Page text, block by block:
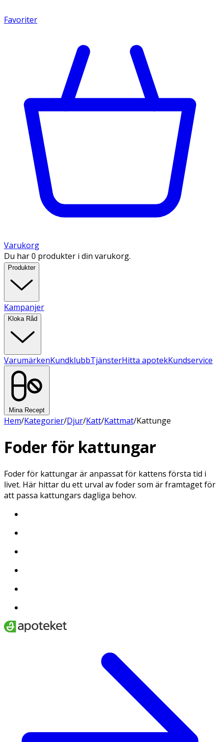
Favoriter
Varukorg
Du har 0 produkter i din varukorg.
Produkter
Kampanjer
Kloka Råd
VarumärkenKundklubbTjänsterHitta apotekKundservice
Mina Recept
Hem/Kategorier/Djur/Katt/Kattmat/Kattunge
Foder för kattungar
Foder för kattungar är anpassat för kattens första tid i
livet. Här hittar du ett urval av foder som är framtaget för
att passa kattungars dagliga behov.